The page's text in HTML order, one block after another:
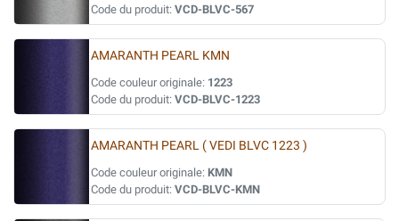
Code du produit: VCD-BLVC-567
AMARANTH PEARL KMN
Code couleur originale: 1223
Code du produit: VCD-BLVC-1223
AMARANTH PEARL ( VEDI BLVC 1223 )
Code couleur originale: KMN
Code du produit: VCD-BLVC-KMN